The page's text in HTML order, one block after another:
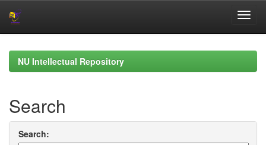
navigationNU Intellectual Repository
Search
Search: